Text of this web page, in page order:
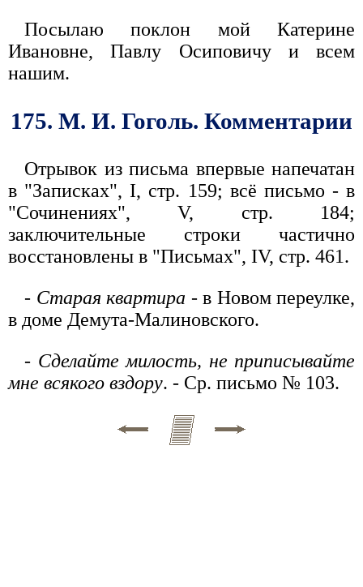
Посылаю поклон мой Катерине
Ивановне, Павлу Осиповичу и всем
нашим.
175. М. И. Гоголь. Комментарии
Отрывок из письма впервые напечатан
в "Записках", I, стр. 159; всё письмо - в
"Сочинениях", V, стр. 184;
заключительные строки частично
восстановлены в "Письмах", IV, стр. 461.
- Старая квартира - в Новом переулке,
в доме Демута-Малиновского.
- Сделайте милость, не приписывайте
мне всякого вздору. - Ср. письмо № 103.